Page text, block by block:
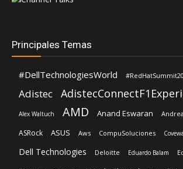
Principales Temas
#DellTechnologiesWorld
Adistec
Alex Waltuch AMD Anand Eswaran
ASRock ASUS Aws CompuSoluciones
Dell Technologies Deloitte Eduardo Balam